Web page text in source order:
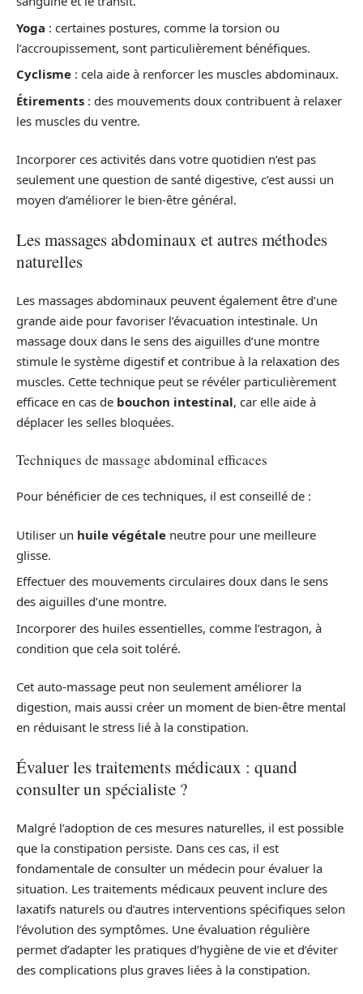
Yoga : certaines postures, comme la torsion ou
l’accroupissement, sont particulièrement bénéfiques.
Cyclisme : cela aide à renforcer les muscles abdominaux.
Étirements : des mouvements doux contribuent à relaxer
les muscles du ventre.
Incorporer ces activités dans votre quotidien n’est pas
seulement une question de santé digestive, c’est aussi un
moyen d’améliorer le bien-être général.
Les massages abdominaux et autres méthodes
naturelles
Les massages abdominaux peuvent également être d’une
grande aide pour favoriser l’évacuation intestinale. Un
massage doux dans le sens des aiguilles d’une montre
stimule le système digestif et contribue à la relaxation des
muscles. Cette technique peut se révéler particulièrement
efficace en cas de bouchon intestinal, car elle aide à
déplacer les selles bloquées.
Techniques de massage abdominal efficaces
Pour bénéficier de ces techniques, il est conseillé de :
Utiliser un huile végétale neutre pour une meilleure
glisse.
Effectuer des mouvements circulaires doux dans le sens
des aiguilles d’une montre.
Incorporer des huiles essentielles, comme l’estragon, à
condition que cela soit toléré.
Cet auto-massage peut non seulement améliorer la
digestion, mais aussi créer un moment de bien-être mental
en réduisant le stress lié à la constipation.
Évaluer les traitements médicaux : quand
consulter un spécialiste ?
Malgré l’adoption de ces mesures naturelles, il est possible
que la constipation persiste. Dans ces cas, il est
fondamentale de consulter un médecin pour évaluer la
situation. Les traitements médicaux peuvent inclure des
laxatifs naturels ou d’autres interventions spécifiques selon
l’évolution des symptômes. Une évaluation régulière
permet d’adapter les pratiques d’hygiène de vie et d’éviter
des complications plus graves liées à la constipation.